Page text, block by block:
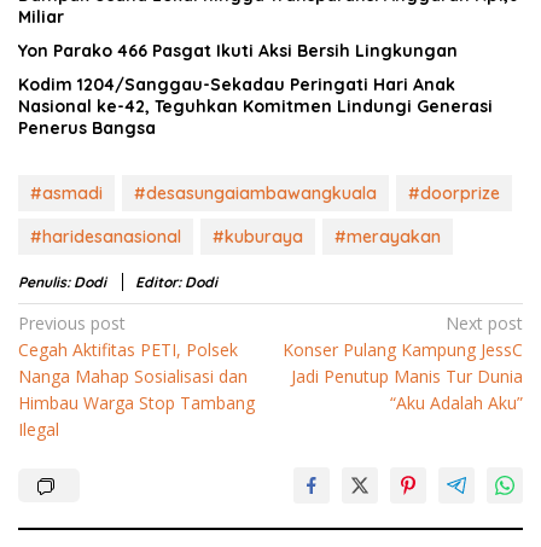
Miliar
Yon Parako 466 Pasgat Ikuti Aksi Bersih Lingkungan
Kodim 1204/Sanggau-Sekadau Peringati Hari Anak
Nasional ke-42, Teguhkan Komitmen Lindungi Generasi
Penerus Bangsa
#asmadi #desasungaiambawangkuala
#doorprize
#haridesanasional
#kuburaya #merayakan
Penulis: Dodi Editor: Dodi
Navigasi
pos
Previous post
Cegah Aktifitas PETI, Polsek
Nanga Mahap Sosialisasi dan
Himbau Warga Stop Tambang
Ilegal
Next post
Konser Pulang Kampung JessC
Jadi Penutup Manis Tur Dunia
“Aku Adalah Aku”